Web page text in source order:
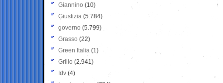
Giannino (10)
Giustizia (5.784)
governo (5.799)
Grasso (22)
Green Italia (1)
Grillo (2.941)
Idv (4)